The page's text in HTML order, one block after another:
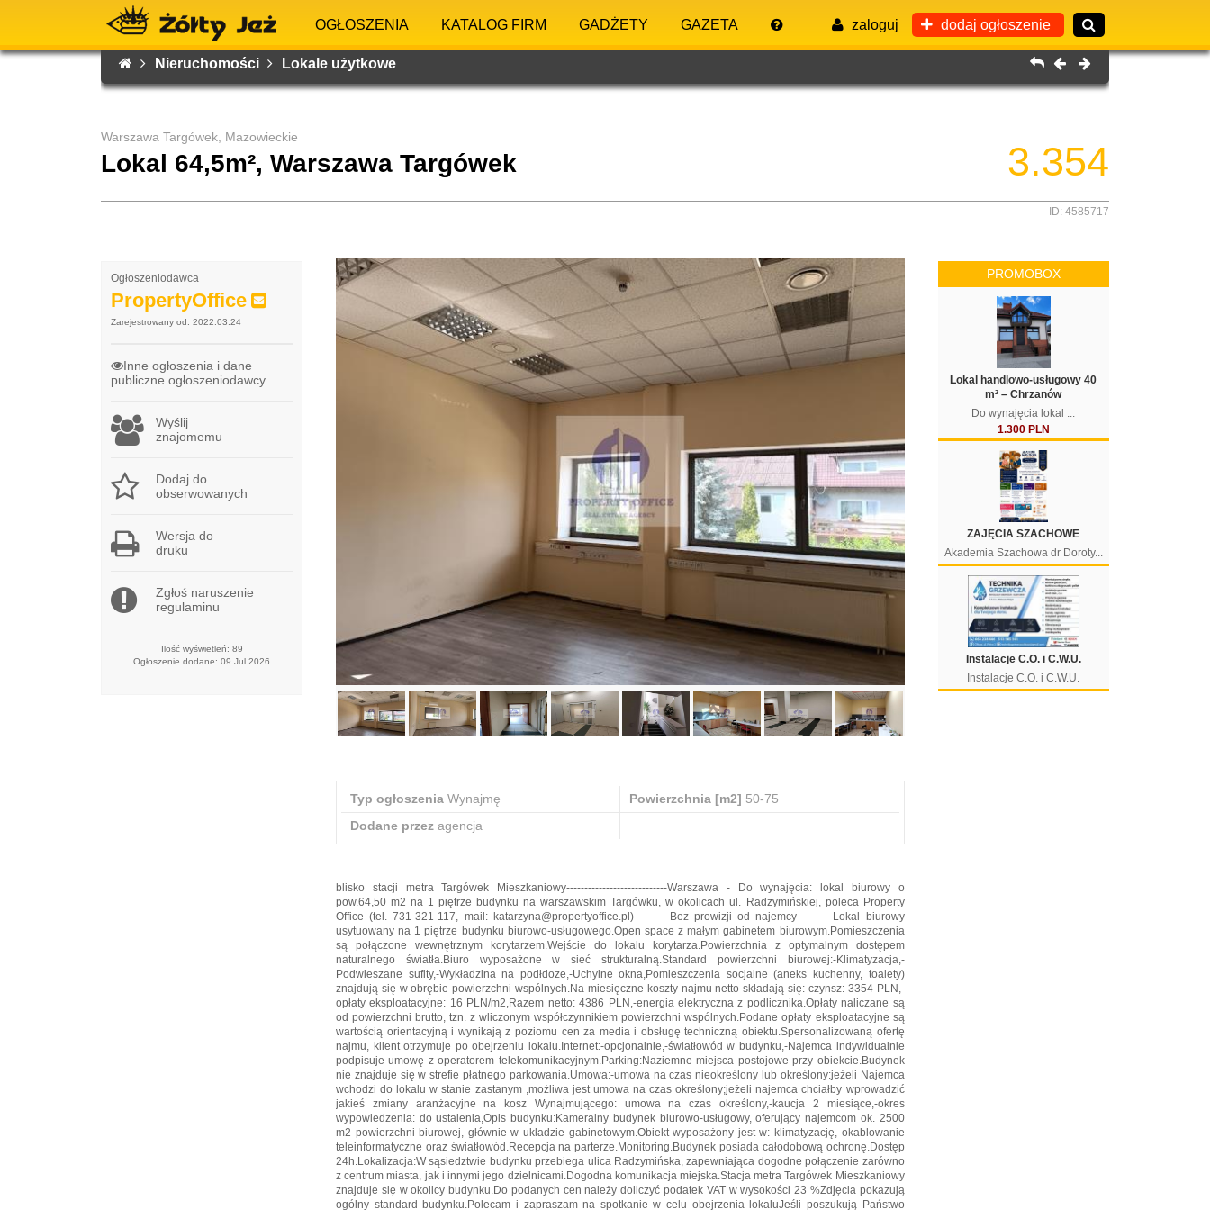
OGŁOSZENIA KATALOG FIRM GADŻETY GAZETA zaloguj dodaj ogłoszenie
Nieruchomości Lokale użytkowe
Warszawa Targówek, Mazowieckie
Lokal 64,5m², Warszawa Targówek 3.354
ID: 4585717
Typ ogłoszenia Wynajmę Powierzchnia [m2] 50-75
Dodane przez agencja
blisko stacji metra Targówek Mieszkaniowy----------------------------Warszawa - Do wynajęcia: lokal biurowy o
pow.64,50 m2 na 1 piętrze budynku na warszawskim Targówku, w okolicach ul. Radzymińskiej, poleca Property
Office (tel. 731-321-117, mail: katarzyna@propertyoffice.pl)----------Bez prowizji od najemcy----------Lokal biurowy
usytuowany na 1 piętrze budynku biurowo-usługowego.Open space z małym gabinetem biurowym.Pomieszczenia
są połączone wewnętrznym korytarzem.Wejście do lokalu korytarza.Powierzchnia z optymalnym dostępem
naturalnego światła.Biuro wyposażone w sieć strukturalną.Standard powierzchni biurowej:-Klimatyzacja,-
Podwieszane sufity,-Wykładzina na podłdoze,-Uchylne okna,Pomieszczenia socjalne (aneks kuchenny, toalety)
znajdują się w obrębie powierzchni wspólnych.Na miesięczne koszty najmu netto składają się:-czynsz: 3354 PLN,-
opłaty eksploatacyjne: 16 PLN/m2,Razem netto: 4386 PLN,-energia elektryczna z podlicznika.Opłaty naliczane są
od powierzchni brutto, tzn. z wliczonym współczynnikiem powierzchni wspólnych.Podane opłaty eksploatacyjne są
wartością orientacyjną i wynikają z poziomu cen za media i obsługę techniczną obiektu.Spersonalizowaną ofertę
najmu, klient otrzymuje po obejrzeniu lokalu.Internet:-opcjonalnie,-światłowód w budynku,-Najemca indywidualnie
podpisuje umowę z operatorem telekomunikacyjnym.Parking:Naziemne miejsca postojowe przy obiekcie.Budynek
nie znajduje się w strefie płatnego parkowania.Umowa:-umowa na czas nieokreślony lub określony:jeżeli Najemca
wchodzi do lokalu w stanie zastanym ,możliwa jest umowa na czas określony;jeżeli najemca chciałby wprowadzić
jakieś zmiany aranżacyjne na kosz Wynajmującego: umowa na czas określony,-kaucja 2 miesiące,-okres
wypowiedzenia: do ustalenia,Opis budynku:Kameralny budynek biurowo-usługowy, oferujący najemcom ok. 2500
m2 powierzchni biurowej, głównie w układzie gabinetowym.Obiekt wyposażony jest w: klimatyzację, okablowanie
teleinformatyczne oraz światłowód.Recepcja na parterze.Monitoring.Budynek posiada całodobową ochronę.Dostęp
24h.Lokalizacja:W sąsiedztwie budynku przebiega ulica Radzymińska, zapewniająca dogodne połączenie zarówno
z centrum miasta, jak i innymi jego dzielnicami.Dogodna komunikacja miejska.Stacja metra Targówek Mieszkaniowy
znajduje się w okolicy budynku.Do podanych cen należy doliczyć podatek VAT w wysokości 23 %Zdjęcia pokazują
ogólny standard budynku.Polecam i zapraszam na spotkanie w celu obejrzenia lokaluJeśli poszukują Państwo
Ogłoszeniodawca
PropertyOffice
Zarejestrowany od: 2022.03.24
Inne ogłoszenia i dane
publiczne ogłoszeniodawcy
Wyślij
znajomemu
Dodaj do
obserwowanych
Wersja do
druku
Zgłoś naruszenie
regulaminu
Ilość wyświetleń: 89
Ogłoszenie dodane: 09 Jul 2026
PROMOBOX
Lokal handlowo-usługowy 40
m² – Chrzanów
Do wynajęcia lokal ...
1.300 PLN
ZAJĘCIA SZACHOWE
Akademia Szachowa dr Doroty...
Instalacje C.O. i C.W.U.
Instalacje C.O. i C.W.U.